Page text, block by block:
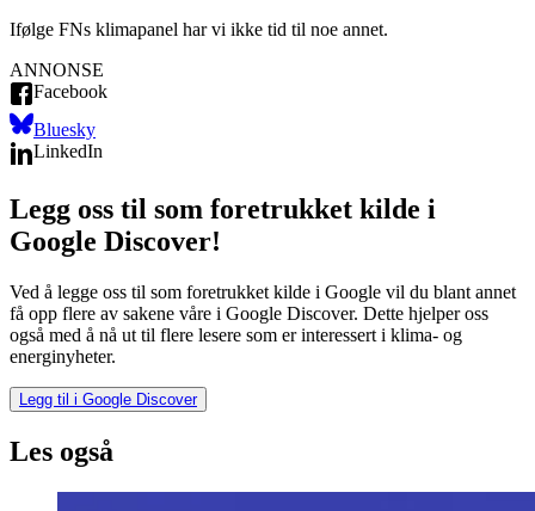
Ifølge FNs klimapanel har vi ikke tid til noe annet.
ANNONSE
Facebook
Bluesky
LinkedIn
Legg oss til som foretrukket kilde i
Google Discover!
Ved å legge oss til som foretrukket kilde i Google vil du blant annet
få opp flere av sakene våre i Google Discover. Dette hjelper oss
også med å nå ut til flere lesere som er interessert i klima- og
energinyheter.
Legg til i Google Discover
Les også